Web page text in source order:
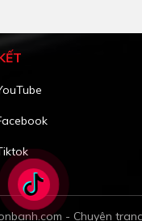
- Chuyên